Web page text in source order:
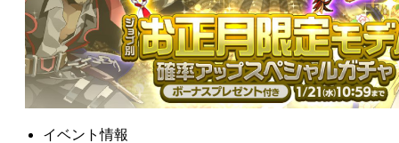
イベント情報